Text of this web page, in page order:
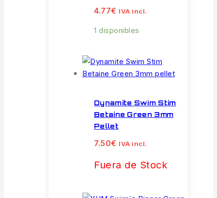
4.77€ IVA incl.
1 disponibles
Dynamite Swim Stim
Betaine Green 3mm
Pellet
7.50€ IVA incl.
Fuera de Stock